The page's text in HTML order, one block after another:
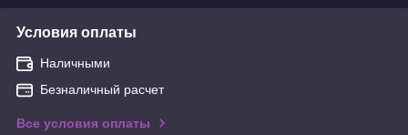
Условия оплаты
Наличными
Безналичный расчет
Все условия оплаты